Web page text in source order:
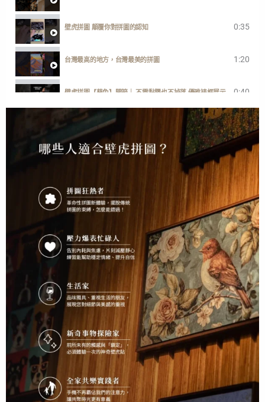
壁虎拼圖 顛覆你對拼圖的認知 0:35
台灣最高的地方，台灣最美的拼圖 1:20
壁虎拼圖【葵兔】開箱｜ 不需黏膠也不掉落 優雅裱框展示 0:40
一分鐘開箱【歡迎回家】快樂小狗勾 1:00
GECKO POWER PUZZLE ENGLISH DEMONSTRATION 2:38